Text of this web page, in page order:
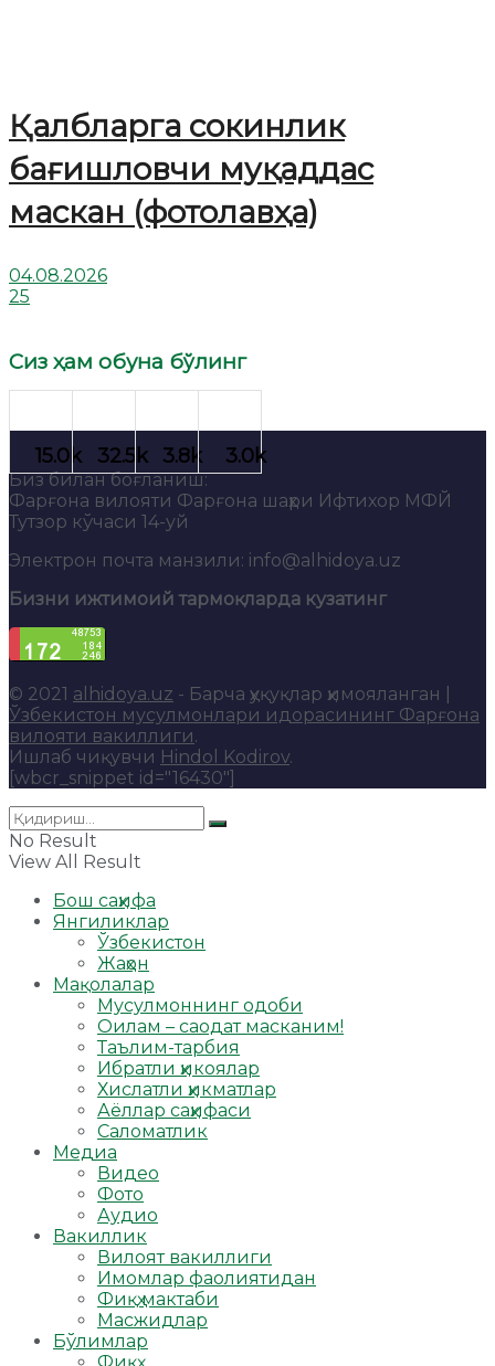
Қалбларга сокинлик
бағишловчи муқаддас
маскан (фотолавҳа)
04.08.2026
25
Сиз ҳам обуна бўлинг
Биз билан боғланиш:
Фарғона вилояти Фарғона шаҳри Ифтихор МФЙ
Тутзор кўчаси 14-уй
Электрон почта манзили: info@alhidoya.uz
Бизни ижтимоий тармоқларда кузатинг
© 2021 alhidoya.uz - Барча ҳуқуқлар ҳимояланган |
Ўзбекистон мусулмонлари идорасининг Фарғона
вилояти вакиллиги.
Ишлаб чиқувчи Hindol Kodirov.
[wbcr_snippet id="16430"]
No Result
View All Result
Бош саҳифа
Янгиликлар
Ўзбекистон
Жаҳон
Мақолалар
Мусулмоннинг одоби
Оилам – саодат масканим!
Таълим-тарбия
Ибратли ҳикоялар
Хислатли ҳикматлар
Аёллар саҳифаси
Саломатлик
Медиа
Видео
Фото
Аудио
Вакиллик
Вилоят вакиллиги
Имомлар фаолиятидан
Фиқҳ мактаби
Масжидлар
Бўлимлар